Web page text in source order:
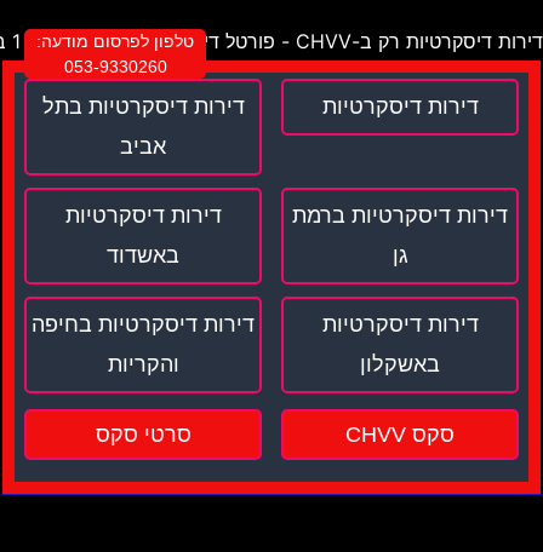
דירות דיסקרטיות רק ב-CHVV - פורטל דירות דיסקרטיות מספר 1 בישראל !
טלפון לפרסום מודעה:
053-9330260
דירות דיסקרטיות
דירות דיסקרטיות בתל
אביב
דירות דיסקרטיות ברמת
גן
דירות דיסקרטיות
באשדוד
דירות דיסקרטיות
באשקלון
דירות דיסקרטיות בחיפה
והקריות
סקס CHVV סרטי סקס